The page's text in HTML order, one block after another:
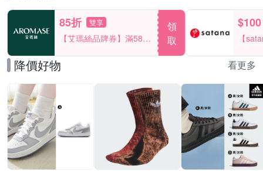
85折 雙享
【艾瑪絲品牌券】滿580
享85折！
領
取
$100
【
一件
降價好物 看更多